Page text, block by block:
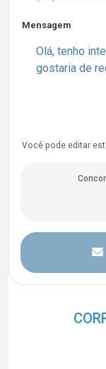
Mensagem
Você pode editar